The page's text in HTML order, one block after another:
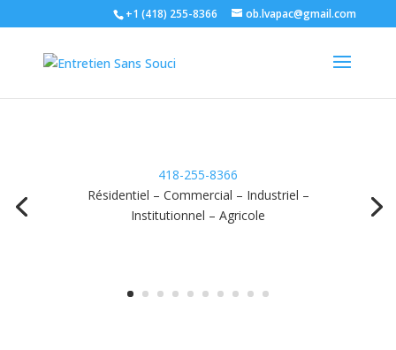
+1 (418) 255-8366 ob.lvapac@gmail.com
418-255-8366
Résidentiel – Commercial – Industriel –
Institutionnel – Agricole